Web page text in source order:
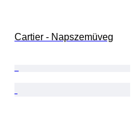
Cartier - Napszemüveg